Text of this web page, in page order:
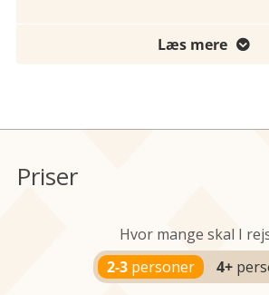
Læs mere 
Priser
Hvor mange skal I
2-3personer 4+